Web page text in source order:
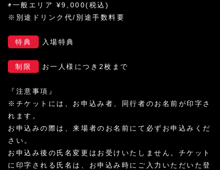
◉一般エリア ¥9,000(税込)
※別途ドリンク代/別途手数料要
特典 入場特典
制限 お一人様につき2枚まで
『注意事項』
※チケットには、お申込み者、同行者のお名前が印字さ
れます。
お申込みの際は、来場者のお名前にて必ずお申込みくだ
さい。
お申込み後の氏名変更はお受けいたしません。チケット
に印字される氏名は、お申込み時にご入力いただいた登